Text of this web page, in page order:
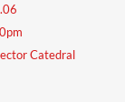
Catedral